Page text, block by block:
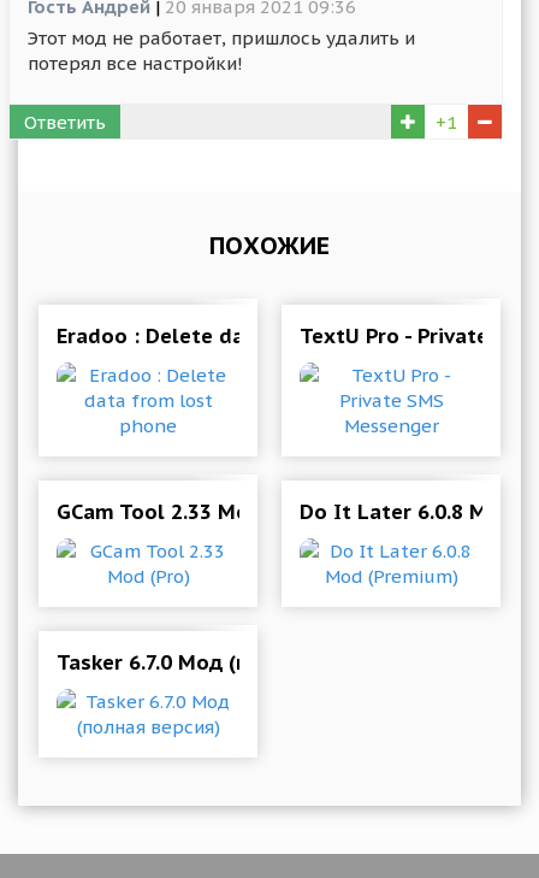
Гость Андрей | 20 января 2021 09:36
Этот мод не работает, пришлось удалить и
потерял все настройки!
Ответить +1
ПОХОЖИЕ
Eradoo : Delete data from lost phone
TextU Pro - Private
GCam Tool 2.33 Mod (Pro)Do It Later 6.0.8 Mod
Tasker 6.7.0 Мод (полная версия)